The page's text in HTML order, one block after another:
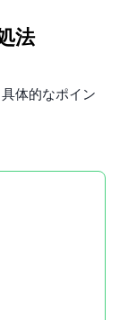
法
体的なポイン